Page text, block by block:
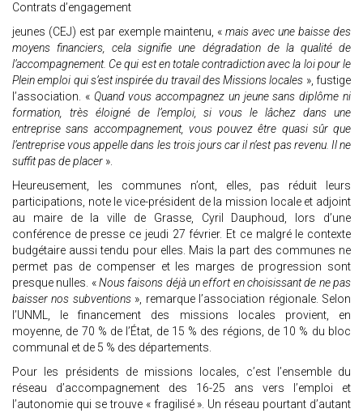
Contrats d’engagement
jeunes (CEJ) est par exemple maintenu, « mais avec une baisse des
moyens financiers, cela signifie une dégradation de la qualité de
l’accompagnement. Ce qui est en totale contradiction avec la loi pour le
Plein emploi qui s’est inspirée du travail des Missions locales », fustige
l’association. « Quand vous accompagnez un jeune sans diplôme ni
formation, très éloigné de l’emploi, si vous le lâchez dans une
entreprise sans accompagnement, vous pouvez être quasi sûr que
l’entreprise vous appelle dans les trois jours car il n’est pas revenu. Il ne
suffit pas de placer ».
Heureusement, les communes n’ont, elles, pas réduit leurs
participations, note le vice-président de la mission locale et adjoint
au maire de la ville de Grasse, Cyril Dauphoud, lors d’une
conférence de presse ce jeudi 27 février. Et ce malgré le contexte
budgétaire aussi tendu pour elles. Mais la part des communes ne
permet pas de compenser et les marges de progression sont
presque nulles. «Nous faisons déjà un effort en choisissant de ne pas
baisser nos subventions », remarque l’association régionale. Selon
l’UNML, le financement des missions locales provient, en
moyenne, de 70 % de l’État, de 15 % des régions, de 10 % du bloc
communal et de 5 % des départements.
Pour les présidents de missions locales, c’est l’ensemble du
réseau d’accompagnement des 16-25 ans vers l’emploi et
l’autonomie qui se trouve « fragilisé ». Un réseau pourtant d’autant